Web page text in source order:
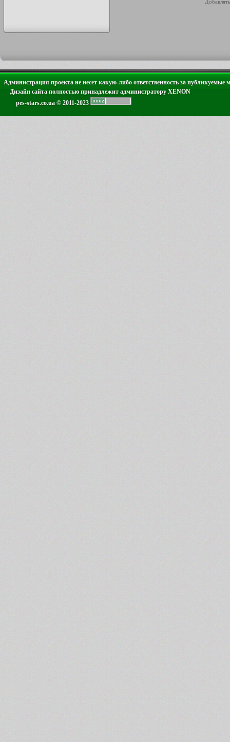
Администрация проекта не несет какую-либо ответственность за публикуемые
Дизайн сайта полностью принадлежит администратору XENON
pes-stars.co.ua © 2011-2023